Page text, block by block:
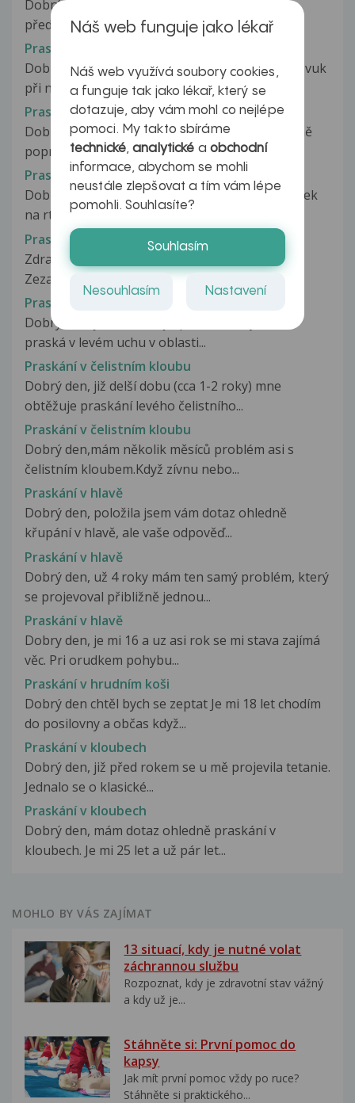
Dobrý den, při každém močení si stahuji
předkožku, kde po obvodu vznikly prasklinky...
Praskání při nádechu
Dobrý den, asi měsíc mne trápí tichý praskavý zvuk
při nádechu, nachlazený nejsem....
Praskání rtů
Dobrý den, potřebovala bych se poradit ohledně
popraskaných rtů. Je mi 25 let,...
Praskání ústního koutku a poševní stěny
Dobry den, asi 4 tydny mi neustale praska koutek
na rtu a v posevnim vchodu...
Praskání uzdičky
Zdravím poslední dobou mám takový problém.
Zezačátku to začlo menším zúžením...
Praskání v bubínku
Dobrý den, je mi 44 let, již přibližně 6 týdnů mi
praská v levém uchu v oblasti...
Praskání v čelistním kloubu
Dobrý den, již delší dobu (cca 1-2 roky) mne
obtěžuje praskání levého čelistního...
Praskání v čelistním kloubu
Dobrý den,mám několik měsíců problém asi s
čelistním kloubem.Když zívnu nebo...
Praskání v hlavě
Dobrý den, položila jsem vám dotaz ohledně
křupání v hlavě, ale vaše odpověď...
Praskání v hlavě
Dobrý den, už 4 roky mám ten samý problém, který
se projevoval přibližně jednou...
Praskání v hlavě
Dobry den, je mi 16 a uz asi rok se mi stava zajímá
věc. Pri orudkem pohybu...
Praskání v hrudním koši
Dobrý den chtěl bych se zeptat Je mi 18 let chodím
do posilovny a občas když...
Praskání v kloubech
Dobrý den, již před rokem se u mě projevila tetanie.
Jednalo se o klasické...
Praskání v kloubech
Dobrý den, mám dotaz ohledně praskání v
kloubech. Je mi 25 let a už pár let...
MOHLO BY VÁS ZAJÍMAT
13 situací, kdy je nutné volat
záchrannou službu
Rozpoznat, kdy je zdravotní stav vážný
a kdy už je...
Stáhněte si: První pomoc do
kapsy
Jak mít první pomoc vždy po ruce?
Stáhněte si praktického...
Náš web funguje jako lékař
Náš web využívá soubory cookies,
a funguje tak jako lékař, který se
dotazuje, aby vám mohl co nejlépe
pomoci. My takto sbíráme
technické,analytické a obchodní
informace, abychom se mohli
neustále zlepšovat a tím vám lépe
pomohli. Souhlasíte?
Souhlasím
Nesouhlasím Nastavení